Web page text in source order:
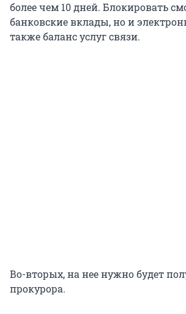
более чем 10 дней. Блокировать
банковские вклады, но и
также баланс услуг связи.
Во-вторых, на нее нужно будет
прокурора.